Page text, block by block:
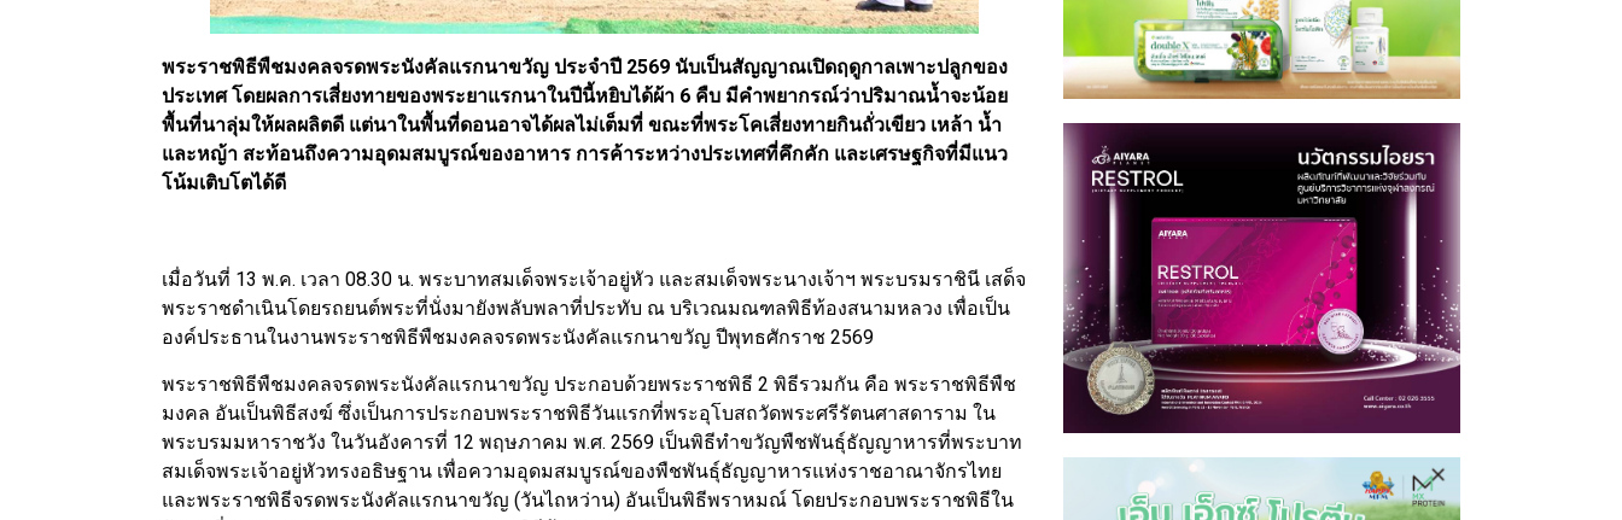
พระราชพิธีพืชมงคลจรดพระนังคัลแรกนาขวัญ ประจำปี 2569 นับเป็นสัญญาณเปิดฤดูกาลเพาะปลูกของ
ประเทศ โดยผลการเสี่ยงทายของพระยาแรกนาในปีนี้หยิบได้ผ้า 6 คืบ มีคำพยากรณ์ว่าปริมาณน้ำจะน้อย
พื้นที่นาลุ่มให้ผลผลิตดี แต่นาในพื้นที่ดอนอาจได้ผลไม่เต็มที่ ขณะที่พระโคเสี่ยงทายกินถั่วเขียว เหล้า น้ำ
และหญ้า สะท้อนถึงความอุดมสมบูรณ์ของอาหาร การค้าระหว่างประเทศที่คึกคัก และเศรษฐกิจที่มีแนว
โน้มเติบโตได้ดี
เมื่อวันที่ 13 พ.ค. เวลา 08.30 น. พระบาทสมเด็จพระเจ้าอยู่หัว และสมเด็จพระนางเจ้าฯ พระบรมราชินี เสด็จ
พระราชดำเนินโดยรถยนต์พระที่นั่งมายังพลับพลาที่ประทับ ณ บริเวณมณฑลพิธีท้องสนามหลวง เพื่อเป็น
องค์ประธานในงานพระราชพิธีพืชมงคลจรดพระนังคัลแรกนาขวัญ ปีพุทธศักราช 2569
พระราชพิธีพืชมงคลจรดพระนังคัลแรกนาขวัญ ประกอบด้วยพระราชพิธี 2 พิธีรวมกัน คือ พระราชพิธีพืช
มงคล อันเป็นพิธีสงฆ์ ซึ่งเป็นการประกอบพระราชพิธีวันแรกที่พระอุโบสถวัดพระศรีรัตนศาสดาราม ใน
พระบรมมหาราชวัง ในวันอังคารที่ 12 พฤษภาคม พ.ศ. 2569 เป็นพิธีทำขวัญพืชพันธุ์ธัญญาหารที่พระบาท
สมเด็จพระเจ้าอยู่หัวทรงอธิษฐาน เพื่อความอุดมสมบูรณ์ของพืชพันธุ์ธัญญาหารแห่งราชอาณาจักรไทย
และพระราชพิธีจรดพระนังคัลแรกนาขวัญ (วันไถหว่าน) อันเป็นพิธีพราหมณ์ โดยประกอบพระราชพิธีใน